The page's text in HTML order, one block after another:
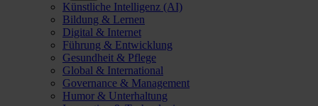
Künstliche Intelligenz (AI)
Bildung & Lernen
Digital & Internet
Führung & Entwicklung
Gesundheit & Pflege
Global & International
Governance & Management
Humor & Unterhaltung